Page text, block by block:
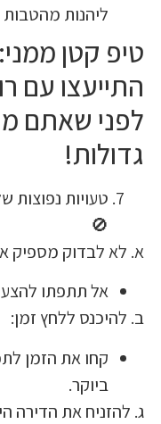
מהטבות מס.
קטן ממני:
עם רואה
שאתם
נפוצות של
מספיק
תתפתו להצעה
ללחץ זמן:
את הזמן לתכנן
את הדירה הישנה: